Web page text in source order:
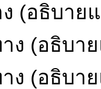
(อธิบาย
ง (อธิบา
ง (อธิบา